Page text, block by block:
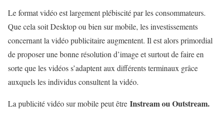
Le format vidéo est largement plébiscité par les consommateurs.
Que cela soit Desktop ou bien sur mobile, les investissements
concernant la vidéo publicitaire augmentent. Il est alors primordial
de proposer une bonne résolution d’image et surtout de faire en
sorte que les vidéos s’adaptent aux différents terminaux grâce
auxquels les individus consultent la vidéo.
La publicité vidéo sur mobile peut être Instream ou Outstream.